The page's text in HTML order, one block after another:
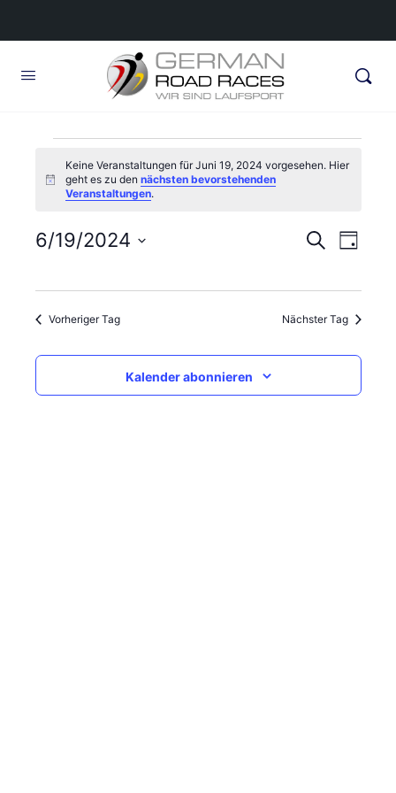
Veranstaltungen
für
Juni
2024
Hinweis
Keine Veranstaltungen für Juni 19, 2024 vorgesehen. Hier
geht es zu dennächsten bevorstehenden
Veranstaltungen.
und
SucheTag
6/19/2024
wählen.
Vorheriger Tag Nächster Tag
Kalender abonnieren